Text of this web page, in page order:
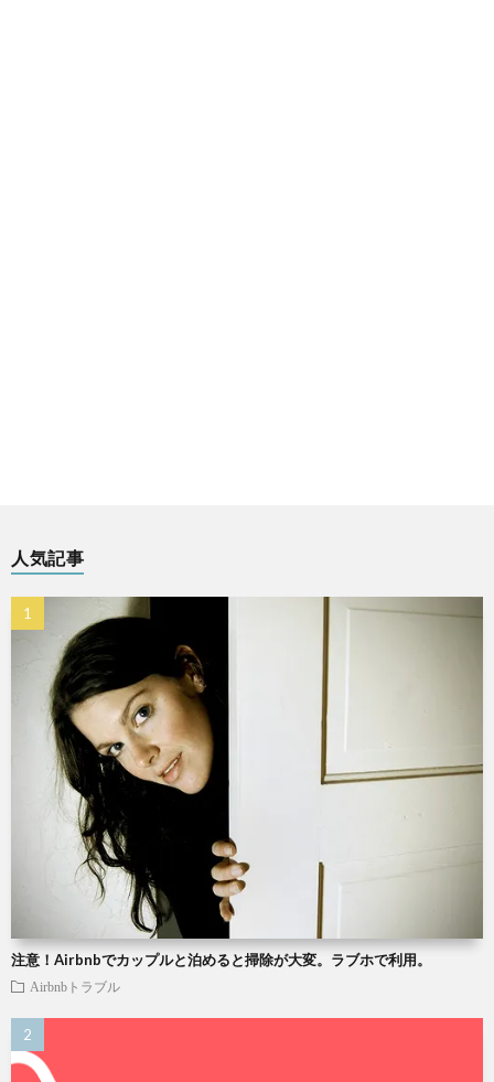
人気記事
注意！Airbnbでカップルと泊めると掃除が大変。ラブホで利用。
Airbnbトラブル